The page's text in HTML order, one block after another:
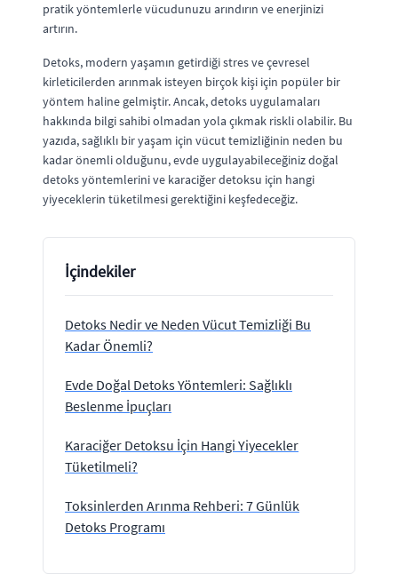
pratik yöntemlerle vücudunuzu arındırın ve enerjinizi
artırın.
Detoks, modern yaşamın getirdiği stres ve çevresel
kirleticilerden arınmak isteyen birçok kişi için popüler bir
yöntem haline gelmiştir. Ancak, detoks uygulamaları
hakkında bilgi sahibi olmadan yola çıkmak riskli olabilir. Bu
yazıda, sağlıklı bir yaşam için vücut temizliğinin neden bu
kadar önemli olduğunu, evde uygulayabileceğiniz doğal
detoks yöntemlerini ve karaciğer detoksu için hangi
yiyeceklerin tüketilmesi gerektiğini keşfedeceğiz.
İçindekiler
Detoks Nedir ve Neden Vücut Temizliği Bu
Kadar Önemli?
Evde Doğal Detoks Yöntemleri: Sağlıklı
Beslenme İpuçları
Karaciğer Detoksu İçin Hangi Yiyecekler
Tüketilmeli?
Toksinlerden Arınma Rehberi: 7 Günlük
Detoks Programı